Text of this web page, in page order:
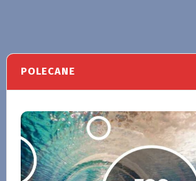
POLECANE